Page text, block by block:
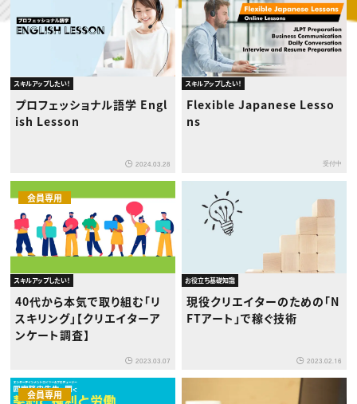
広告
出版
CREATIVE VILLAGEからのお知らせ
プロフェッショナル×つながる×メディア
スキルアップしたい！
プロフェッショナル語学 Engl
ish Lesson
2024.03.28
スキルアップしたい！
Flexible Japanese Lesso
ns
受付中
会員専用
スキルアップしたい！
40代から本気で取り組む「リ
スキリング」【クリエイターア
ンケート調査】
2023.03.07
お役立ち基礎知識
現役クリエイターのための「N
FTアート」で稼ぐ技術
2023.02.16
会員専用